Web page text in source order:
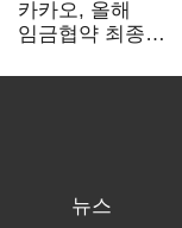
카카오, 올해
임금협약 최종
인상·격려금
뉴스